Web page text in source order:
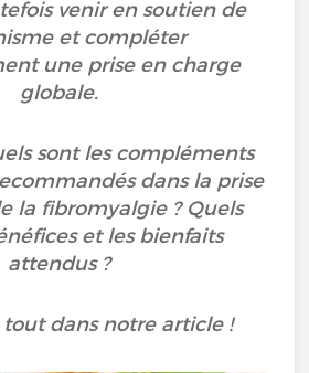
venir en soutien de
et compléter
une prise en charge
globale.
sont les compléments
dans la prise
la fibromyalgie ? Quels
et les bienfaits
attendus ?
tout dans notre article !